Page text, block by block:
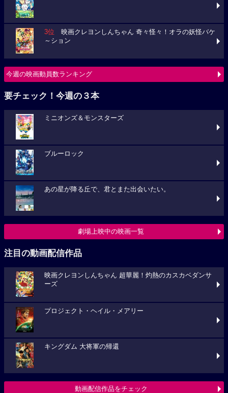
3位 映画クレヨンしんちゃん 奇々怪々！オラの妖怪バケ
～ション
今週の映画動員数ランキング
要チェック！今週の３本
ミニオンズ＆モンスターズ
ブルーロック
あの星が降る丘で、君とまた出会いたい。
劇場上映中の映画一覧
注目の動画配信作品
映画クレヨンしんちゃん 超華麗！灼熱のカスカベダンサ
ーズ
プロジェクト・ヘイル・メアリー
キングダム 大将軍の帰還
動画配信作品をチェック